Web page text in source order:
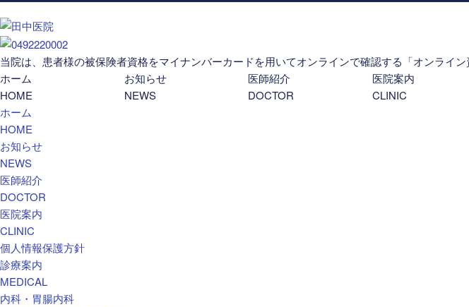
当院は、患者様の被保険者資格をマイナンバーカードを用いてオンラインで確認する「オンライン
ホーム
HOME
お知らせ
NEWS
医師紹介
DOCTOR
医院案内
CLINIC
ホーム
HOME
お知らせ
NEWS
医師紹介
DOCTOR
医院案内
CLINIC
個人情報保護方針
診療案内
MEDICAL
内科・胃腸内科